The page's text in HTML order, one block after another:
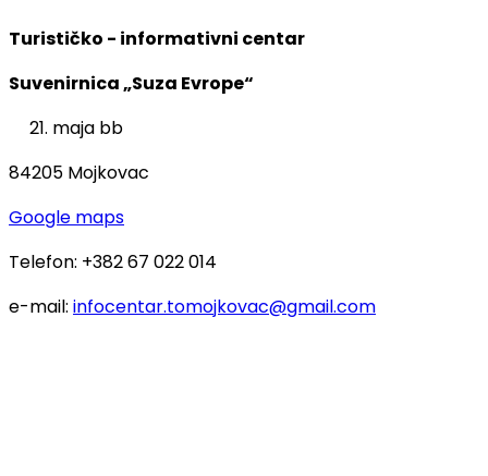
Turističko - informativni centar
Suvenirnica „Suza Evrope“
maja bb
84205 Mojkovac
Google maps
Telefon: +382 67 022 014
e-mail: infocentar.tomojkovac@gmail.com